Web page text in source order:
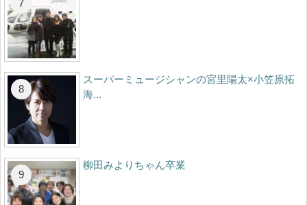
スーパーミュージシャンの宮里陽太×小笠原拓
海...
柳田みよりちゃん卒業